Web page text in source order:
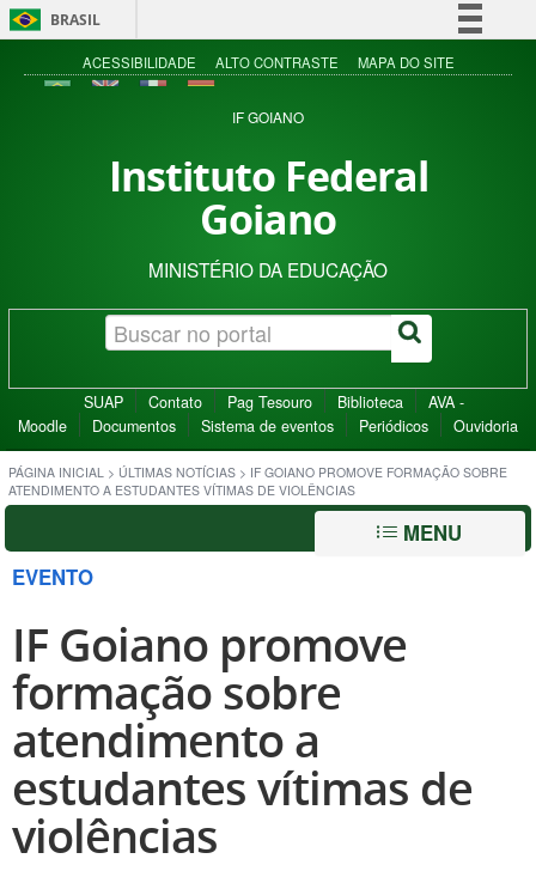
BRASIL
Simplifique!
Acesso à informação
ACESSIBILIDADE ALTO CONTRASTE MAPA DO SITE
IF GOIANO
Instituto Federal
Goiano
MINISTÉRIO DA EDUCAÇÃO
SUAP Contato Pag Tesouro Biblioteca
AVA -
Moodle
Documentos Sistema de eventos Periódicos Ouvidoria
PÁGINA INICIAL > ÚLTIMAS NOTÍCIAS > IF GOIANO PROMOVE FORMAÇÃO SOBRE
ATENDIMENTO A ESTUDANTES VÍTIMAS DE VIOLÊNCIAS
MENU
EVENTO
IF Goiano promove
formação sobre
atendimento a
estudantes vítimas de
violências